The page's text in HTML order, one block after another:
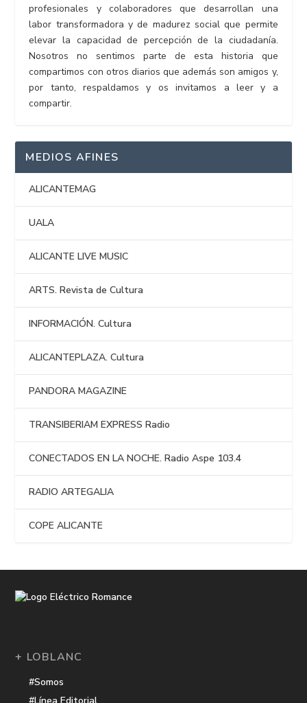
profesionales y colaboradores que desarrollan una
labor transformadora y de madurez social que permite
elevar la capacidad de percepción de la ciudadanía.
Nosotros no sentimos parte de esta historia que
compartimos con otros diarios que además son amigos y,
por tanto, respaldamos y os invitamos a leer y a
compartir.
MEDIOS AFINES
ALICANTEMAG
UALA
ALICANTE LIVE MUSIC
ARTS. Revista de Cultura
INFORMACIÓN. Cultura
ALICANTEPLAZA. Cultura
PANDORA MAGAZINE
TRANSIBERIAM EXPRESS Radio
CONECTADOS EN LA NOCHE. Radio Aspe 103.4
RADIO ARTEGALIA
COPE ALICANTE
+ LOBLANC
#Somos